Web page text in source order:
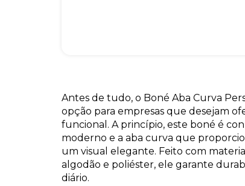
Antes de tudo, o Boné Aba Curva
opção para empresas que desejam
funcional. A princípio, este boné é
moderno e a aba curva que
um visual elegante. Feito com
algodão e poliéster, ele garante
diário.